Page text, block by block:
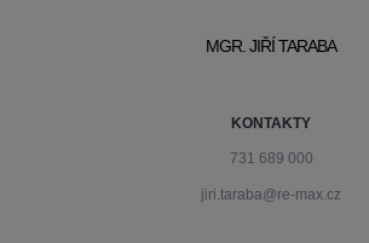
MGR. JIŘÍ TARABA
KONTAKTY
731 689 000
jiri.taraba@re-max.cz